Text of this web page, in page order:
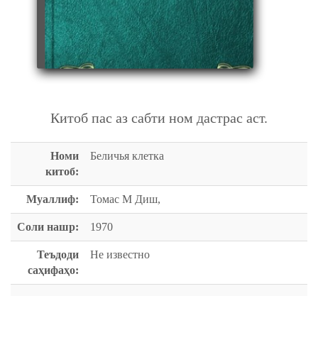
Китоб пас аз сабти ном дастрас аст.
Номи
китоб:
Беличья клетка
Муаллиф: Томас М Диш,
Соли нашр: 1970
Теъдоди
саҳифаҳо:
Не известно